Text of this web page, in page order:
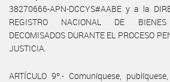
38270666-APN-DCCYS#AABE y a la
REGISTRO NACIONAL DE
DECOMISADOS DURANTE EL PROCESO
JUSTICIA.
ARTÍCULO 9º.- Comuníquese,